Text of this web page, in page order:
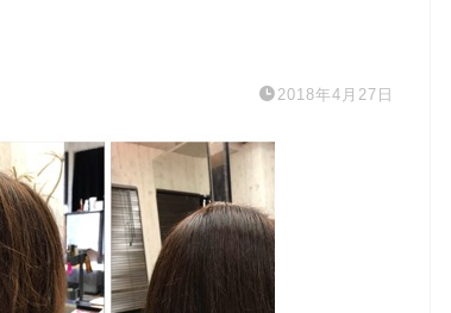
2018年4月27日